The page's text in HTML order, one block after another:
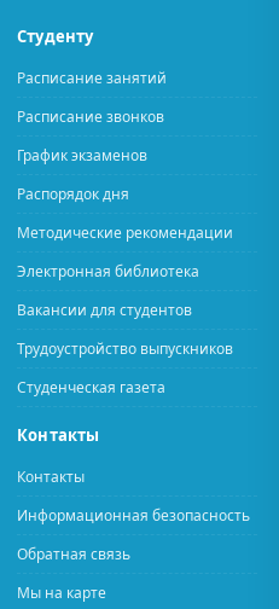
Студенту
Расписание занятий
Расписание звонков
График экзаменов
Распорядок дня
Методические рекомендации
Электронная библиотека
Вакансии для студентов
Трудоустройство выпускников
Студенческая газета
Контакты
Контакты
Информационная безопасность
Обратная связь
Мы на карте